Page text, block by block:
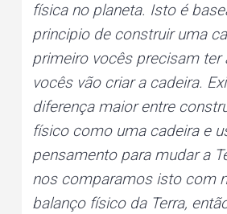
física no planeta. Isto é
principio de construir uma
primeiro vocês precisam ter
vocês vão criar a cadeira.
diferença maior entre
físico como uma cadeira e
pensamento para mudar a
nos comparamos isto com
balanço físico da Terra,